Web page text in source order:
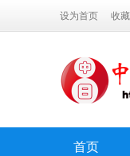
设为首页 收
首页